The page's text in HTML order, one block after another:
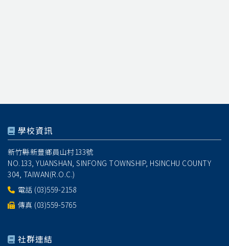
學校資訊
新竹縣新豐鄉員山村133號
NO.133, YUANSHAN, SINFONG TOWNSHIP, HSINCHU COUNTY
304, TAIWAN(R.O.C.)
電話 (03)559-2158
傳真 (03)559-5765
社群連結